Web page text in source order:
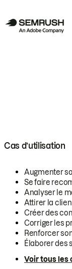
Cas d’utilisation
Augmenter
Se faire
Analyser le
Attirer la
Créer des
Corriger les
Renforcer
Élaborer des
Voir tous les